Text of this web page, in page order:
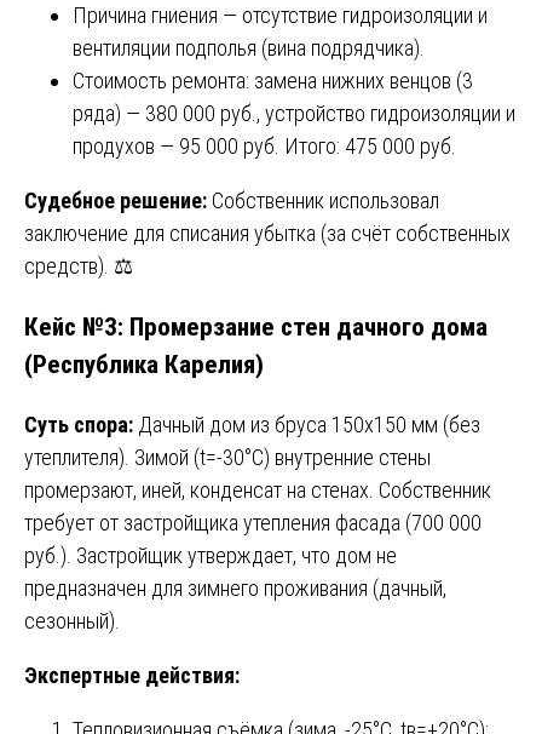
Причина гниения — отсутствие гидроизоляции и
вентиляции подполья (вина подрядчика).
Стоимость ремонта: замена нижних венцов (3
ряда) — 380 000 руб., устройство гидроизоляции и
продухов — 95 000 руб. Итого: 475 000 руб.
Судебное решение: Собственник использовал
заключение для списания убытка (за счёт собственных
средств). ⚖️
Кейс №3: Промерзание стен дачного дома
(Республика Карелия)
Суть спора: Дачный дом из бруса 150х150 мм (без
утеплителя). Зимой (t=-30°C) внутренние стены
промерзают, иней, конденсат на стенах. Собственник
требует от застройщика утепления фасада (700 000
руб.). Застройщик утверждает, что дом не
предназначен для зимнего проживания (дачный,
сезонный).
Экспертные действия: